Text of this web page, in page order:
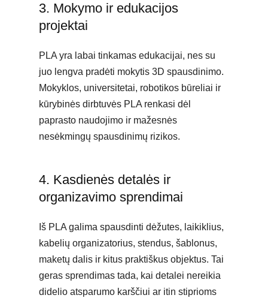
3. Mokymo ir edukacijos
projektai
PLA yra labai tinkamas edukacijai, nes su
juo lengva pradėti mokytis 3D spausdinimo.
Mokyklos, universitetai, robotikos būreliai ir
kūrybinės dirbtuvės PLA renkasi dėl
paprasto naudojimo ir mažesnės
nesėkmingų spausdinimų rizikos.
4. Kasdienės detalės ir
organizavimo sprendimai
Iš PLA galima spausdinti dėžutes, laikiklius,
kabelių organizatorius, stendus, šablonus,
maketų dalis ir kitus praktiškus objektus. Tai
geras sprendimas tada, kai detalei nereikia
didelio atsparumo karščiui ar itin stiprioms